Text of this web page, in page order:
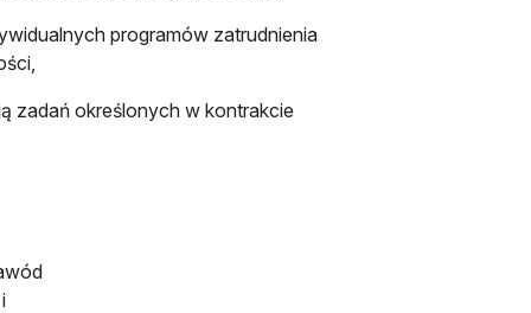
programów zatrudnienia
zadań określonych w kontrakcie